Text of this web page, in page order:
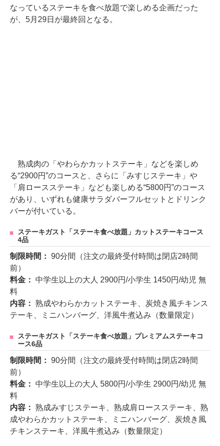
なっているステーキを食べ放題で楽しめる企画だった
が、5月29日が最終回となる。
熟成肉の「やわらかカットステーキ」などを楽しめ
る“2900円”のコースと、さらに「みすじステーキ」や
「肩ロースステーキ」なども楽しめる“5800円”のコース
があり、いずれも健康サラダバーフルセットとドリンク
バーが付いている。
ステーキガスト「ステーキ食べ放題」カットステーキコース
4品
制限時間： 90分間（注文の最終受付時間は閉店2時間
前）
料金： 中学生以上の大人 2900円/小学生 1450円/幼児 無
料
内容： 熟成やわらかカットステーキ、炭焼き風チキンス
テーキ、ミニハンバーグ、洋風牛煮込み（数量限定）
ステーキガスト「ステーキ食べ放題」プレミアムステーキコ
ース6品
制限時間： 90分間（注文の最終受付時間は閉店2時間
前）
料金： 中学生以上の大人 5800円/小学生 2900円/幼児 無
料
内容： 熟成みすじステーキ、熟成肩ロースステーキ、熟
成やわらかカットステーキ、ミニハンバーグ、炭焼き風
チキンステーキ、洋風牛煮込み（数量限定）